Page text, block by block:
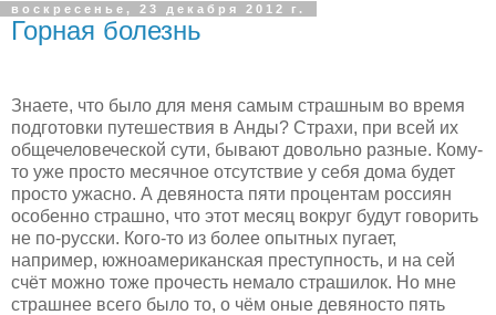
воскресенье, 23 декабря 2012 г.
Горная болезнь
Знаете, что было для меня самым страшным во время
подготовки путешествия в Анды? Страхи, при всей их
общечеловеческой сути, бывают довольно разные. Кому-
то уже просто месячное отсутствие у себя дома будет
просто ужасно. А девяноста пяти процентам россиян
особенно страшно, что этот месяц вокруг будут говорить
не по-русски. Кого-то из более опытных пугает,
например, южноамериканская преступность, и на сей
счёт можно тоже прочесть немало страшилок. Но мне
страшнее всего было то, о чём оные девяносто пять